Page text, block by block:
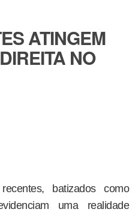
ATINGEM
NO
batizados como
uma realidade